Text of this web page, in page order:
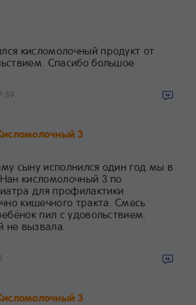
кисломолочный продукт от
Спасибо большое
3
сыну исполнился один год мы в
кисломолочный 3 по
для профилактики
кишечного тракта. Смесь
пил с удовольствием.
не вызвала.
3